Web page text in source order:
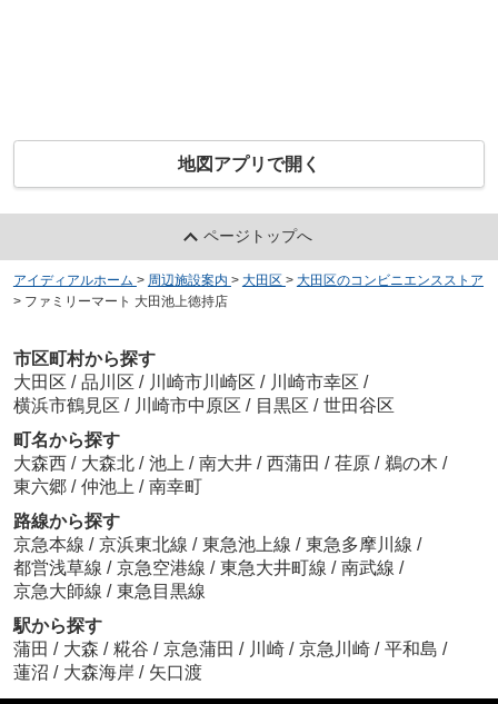
地図アプリで開く
ページトップへ
アイディアルホーム > 周辺施設案内 > 大田区 > 大田区のコンビニエンスストア
> ファミリーマート 大田池上徳持店
市区町村から探す
大田区 / 品川区 / 川崎市川崎区 / 川崎市幸区 /
横浜市鶴見区 / 川崎市中原区 / 目黒区 / 世田谷区
町名から探す
大森西 / 大森北 / 池上 / 南大井 / 西蒲田 / 荏原 / 鵜の木 /
東六郷 / 仲池上 / 南幸町
路線から探す
京急本線 / 京浜東北線 / 東急池上線 / 東急多摩川線 /
都営浅草線 / 京急空港線 / 東急大井町線 / 南武線 /
京急大師線 / 東急目黒線
駅から探す
蒲田 / 大森 / 糀谷 / 京急蒲田 / 川崎 / 京急川崎 / 平和島 /
蓮沼 / 大森海岸 / 矢口渡